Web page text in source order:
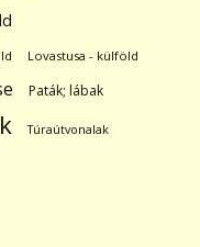
Lovastusa - külföld
Paták; lábak
Túraútvonalak